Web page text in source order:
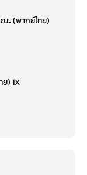
ะ (พากย์ไทย)
) 1X